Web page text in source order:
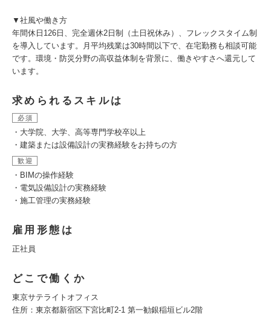
▼社風や働き方
年間休日126日、完全週休2日制（土日祝休み）、フレックスタイム制
を導入しています。月平均残業は30時間以下で、在宅勤務も相談可能
です。環境・防災分野の高収益体制を背景に、働きやすさへ還元して
います。
求められるスキルは
必須
・大学院、大学、高等専門学校卒以上
・建築または設備設計の実務経験をお持ちの方
歓迎
・BIMの操作経験
・電気設備設計の実務経験
・施工管理の実務経験
雇用形態は
正社員
どこで働くか
東京サテライトオフィス
住所：東京都新宿区下宮比町2-1 第一勧銀稲垣ビル2階